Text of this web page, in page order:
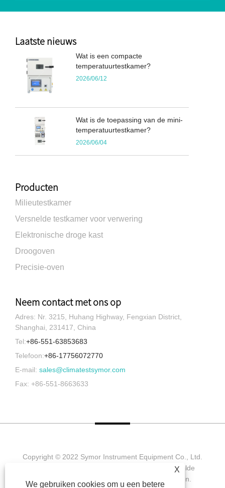
Laatste nieuws
Wat is een compacte
temperatuurtestkamer?
2026/06/12
Wat is de toepassing van de mini-
temperatuurtestkamer?
2026/06/04
Producten
Milieutestkamer
Versnelde testkamer voor verwering
Elektronische droge kast
Droogoven
Precisie-oven
Neem contact met ons op
Adres: Nr. 3215, Huhang Highway, Fengxian District,
Shanghai, 231417, China
Tel:+86-551-63853683
Telefoon:+86-17756072770
E-mail: sales@climatestsymor.com
Fax: +86-551-8663633
Copyright © 2022 Symor Instrument Equipment Co., Ltd.
Milieutestkamer, elektronische droogkast, versnelde
verweringstestkamer. Alle rechten voorbehouden.
X
We gebruiken cookies om u een betere